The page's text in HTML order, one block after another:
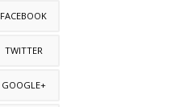
FACEBOOK
TWITTER
GOOGLE+